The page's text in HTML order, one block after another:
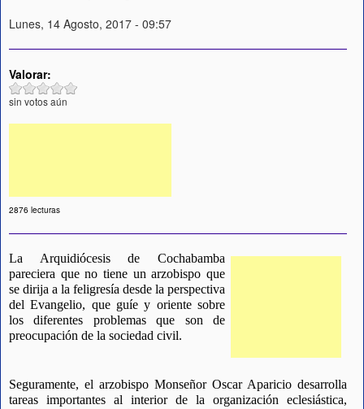
Lunes, 14 Agosto, 2017 - 09:57
Valorar:
sin votos aún
2876 lecturas
La Arquidiócesis de Cochabamba
pareciera que no tiene un arzobispo que
se dirija a la feligresía desde la perspectiva
del Evangelio, que guíe y oriente sobre
los diferentes problemas que son de
preocupación de la sociedad civil.
Seguramente, el arzobispo Monseñor Oscar Aparicio desarrolla
tareas importantes al interior de la organización eclesiástica,